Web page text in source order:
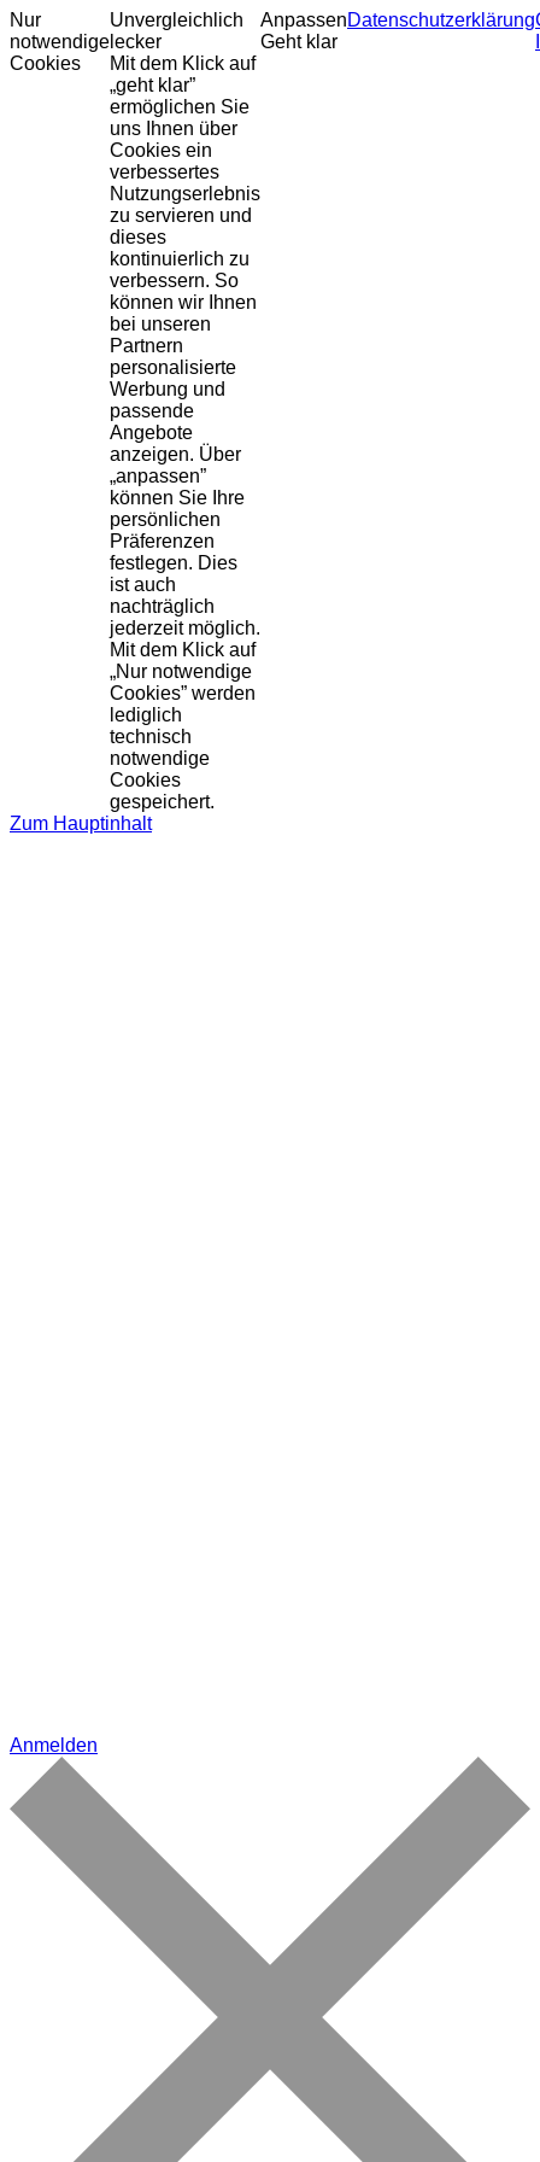
Nur
notwendige
Cookies
Unvergleichlich
lecker
Mit dem Klick auf
„geht klar”
ermöglichen Sie
uns Ihnen über
Cookies ein
verbessertes
Nutzungserlebnis
zu servieren und
dieses
kontinuierlich zu
verbessern. So
können wir Ihnen
bei unseren
Partnern
personalisierte
Werbung und
passende
Angebote
anzeigen. Über
„anpassen”
können Sie Ihre
persönlichen
Präferenzen
festlegen. Dies
ist auch
nachträglich
jederzeit möglich.
Mit dem Klick auf
„Nur notwendige
Cookies” werden
lediglich
technisch
notwendige
Cookies
gespeichert.
Anpassen
Geht klar
Datenschutzerklärung
Zum Hauptinhalt
Anmelden